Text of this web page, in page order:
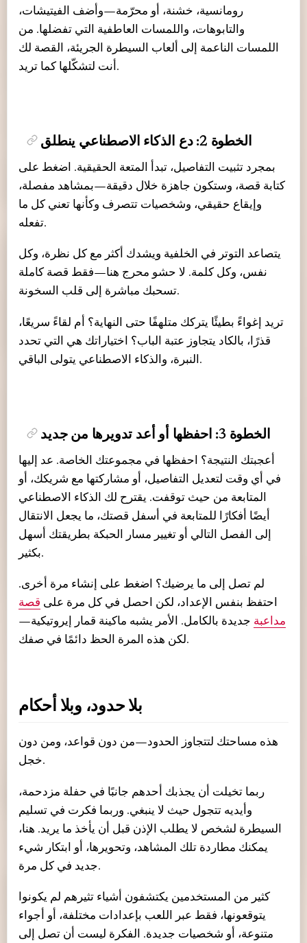
رومانسية، خشنة، أو محرّمة—وأضف الفيتيشات،
والتابوهات، واللمسات العاطفية التي تفضلها. من
اللمسات الناعمة إلى ألعاب السيطرة الجريئة، القصة لك
أنت لتشكّلها كما تريد.
الخطوة 2: دع الذكاء الاصطناعي ينطلق
بمجرد تثبيت التفاصيل، تبدأ المتعة الحقيقية. اضغط على
كتابة قصة، وستكون جاهزة خلال دقيقة—بمشاهد مفصلة،
وإيقاع حقيقي، وشخصيات تتصرف وكأنها تعني كل ما
تفعله.
يتصاعد التوتر في الخلفية ويشدك أكثر مع كل نظرة، وكل
نفس، وكل كلمة. لا حشو محرج هنا—فقط قصة كاملة
تسحبك مباشرة إلى قلب السخونة.
تريد إغواءً بطيئًا يتركك متلهفًا حتى النهاية؟ أم لقاءً سريعًا،
قذرًا، بالكاد يتجاوز عتبة الباب؟ اختياراتك هي التي تحدد
النبرة، والذكاء الاصطناعي يتولى الباقي.
الخطوة 3: احفظها أو أعد تدويرها من جديد
أعجبتك النتيجة؟ احفظها في مجموعتك الخاصة. عد إليها
في أي وقت لتعديل التفاصيل، أو مشاركتها مع شريكك، أو
المتابعة من حيث توقفت. يقترح لك الذكاء الاصطناعي
أيضًا أفكارًا للمتابعة في أسفل قصتك، ما يجعل الانتقال
إلى الفصل التالي أو تغيير مسار الحبكة بطريقتك أسهل
بكثير.
لم تصل إلى ما يرضيك؟ اضغط على إنشاء مرة أخرى.
احتفظ بنفس الإعداد، لكن احصل في كل مرة على قصة
مداعبة جديدة بالكامل. الأمر يشبه ماكينة قمار إيروتيكية—
لكن هذه المرة الحظ دائمًا في صفك.
بلا حدود، وبلا أحكام
هذه مساحتك لتتجاوز الحدود—من دون قواعد، ومن دون
خجل.
ربما تخيلت أن يجذبك أحدهم جانبًا في حفلة مزدحمة،
وأيديه تتجول حيث لا ينبغي. وربما فكرت في تسليم
السيطرة لشخص لا يطلب الإذن قبل أن يأخذ ما يريد. هنا،
يمكنك مطاردة تلك المشاهد، وتحويرها، أو ابتكار شيء
جديد في كل مرة.
كثير من المستخدمين يكتشفون أشياء تثيرهم لم يكونوا
يتوقعونها، فقط عبر اللعب بإعدادات مختلفة، أو أجواء
متنوعة، أو شخصيات جديدة. الفكرة ليست أن تصل إلى